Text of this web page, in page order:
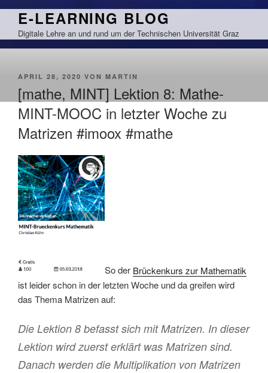
Zum
springen
E-LEARNING BLOG
Digitale Lehre an und rund um der Technischen Universität Graz
VERÖFFENTLICHT
APRIL 28, 2020 VON MARTIN
[mathe, MINT] Lektion 8: Mathe-
MINT-MOOC in letzter Woche zu
Matrizen #imoox #mathe
So der Brückenkurs zur Mathematik
ist leider schon in der letzten Woche und da greifen wird
das Thema Matrizen auf:
Die Lektion 8 befasst sich mit Matrizen. In dieser
Lektion wird zuerst erklärt was Matrizen sind.
Danach werden die Multiplikation von Matrizen